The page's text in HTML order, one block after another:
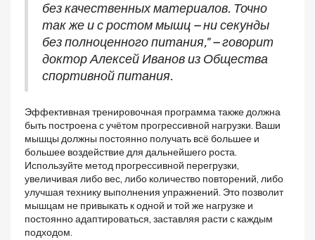
без качественных материалов. Точно
так же и с ростом мышц – ни секунды
без полноценного питания," – говорит
доктор Алексей Иванов из Общества
спортивной питания.
Эффективная тренировочная программа также должна
быть построена с учётом прогрессивной нагрузки. Ваши
мышцы должны постоянно получать всё большее и
большее воздействие для дальнейшего роста.
Используйте метод прогрессивной перегрузки,
увеличивая либо вес, либо количество повторений, либо
улучшая технику выполнения упражнений. Это позволит
мышцам не привыкать к одной и той же нагрузке и
постоянно адаптироваться, заставляя расти с каждым
подходом.